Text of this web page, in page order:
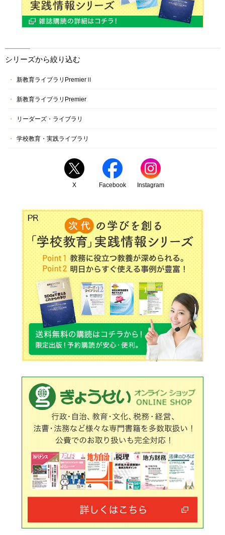
シリーズから絞り込む
新教育ライブラリPremierⅡ
新教育ライブラリPremier
リーダーズ・ライブラリ
学校教育・実践ライブラリ
X Facebook Instagram